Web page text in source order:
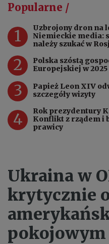
Popularne /
1
Uzbrojony dron na
Niemieckie media:
należy szukać w
2
Polska szóstą
Europejskiej w
3
Papież Leon XIV
szczegóły wizyty
4
Rok prezydentury
Konflikt z rządem i
prawicy
Ukraina w
krytycznie
pokojowym